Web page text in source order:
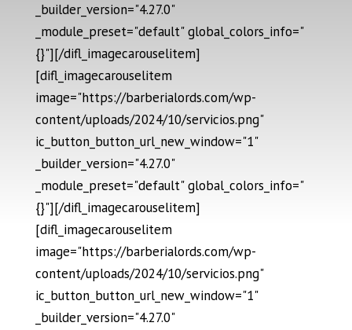
_builder_version="4.27.0"
_module_preset="default" global_colors_info="
{}"][/difl_imagecarouselitem]
[difl_imagecarouselitem
image="https://barberialords.com/wp-
content/uploads/2024/10/servicios.png"
ic_button_button_url_new_window="1"
_builder_version="4.27.0"
_module_preset="default" global_colors_info="
{}"][/difl_imagecarouselitem]
[difl_imagecarouselitem
image="https://barberialords.com/wp-
content/uploads/2024/10/servicios.png"
ic_button_button_url_new_window="1"
_builder_version="4.27.0"